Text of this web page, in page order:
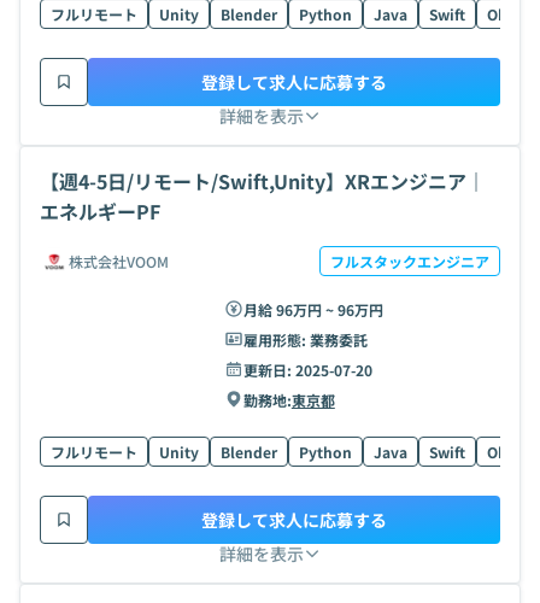
フルリモート Unity Blender Python Java Swift
詳細を表示
登録して求人に応募する
【週4-5日/リモート/Swift,Unity】XRエンジニア｜
エネルギーPF
株式会社VOOM フルスタックエンジニア
月給 96万円 ~ 96万円
雇用形態: 業務委託
更新日: 2025-07-20
勤務地:東京都
フルリモート Unity Blender Python Java Swift
詳細を表示
登録して求人に応募する